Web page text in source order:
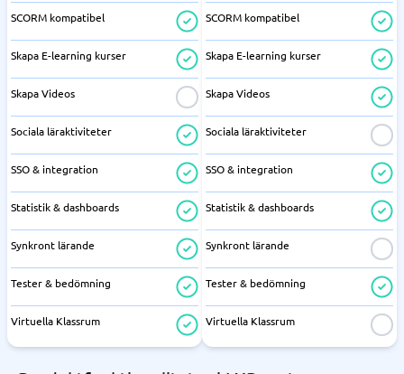
SCORM kompatibel
Skapa E-learning kurser
Skapa Videos
Sociala läraktiviteter
SSO & integration
Statistik & dashboards
Synkront lärande
Tester & bedömning
Virtuella Klassrum
SCORM kompatibel
Skapa E-learning kurser
Skapa Videos
Sociala läraktiviteter
SSO & integration
Statistik & dashboards
Synkront lärande
Tester & bedömning
Virtuella Klassrum